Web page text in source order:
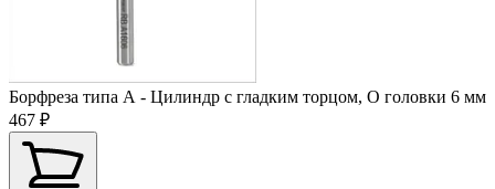
Борфреза типа А - Цилиндр с гладким торцом, O головки 6 мм
467 ₽